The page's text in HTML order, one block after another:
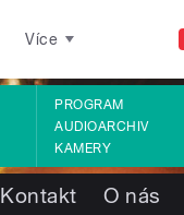
Více
PROGRAM
AUDIOARCHIV
KAMERY
Kontakt O nás